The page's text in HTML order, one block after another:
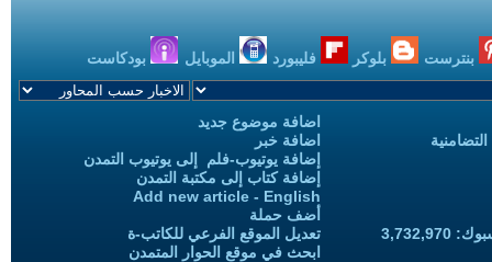
بنترست بلوكر فليبورد الموبايل بودكاست
اضافة موضوع جديد
اضافة خبر
إضافة يوتيوب-فلم إلى يوتيوب التمدن
إضافة كتاب إلى مكتبة التمدن
Add new article - English
أضف حملة
تعديل الموقع الفرعي للكاتب-ة
ابحث في موقع الحوار المتمدن